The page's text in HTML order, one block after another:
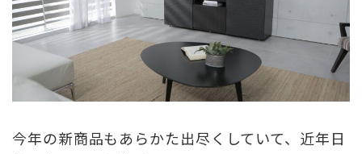
今年の新商品もあらかた出尽くしていて、近年日